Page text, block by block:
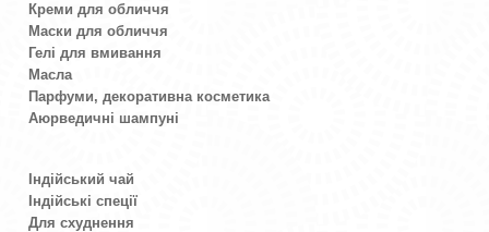
Креми для обличчя
Маски для обличчя
Гелі для вмивання
Масла
Парфуми, декоративна косметика
Аюрведичні шампуні
Індійський чай
Індійські спеції
Для схуднення